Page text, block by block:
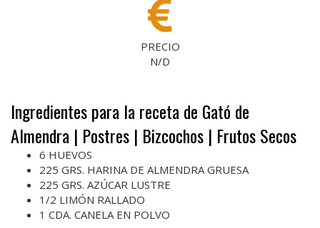
PRECIO
N/D
Ingredientes para la receta de Gató de
Almendra | Postres | Bizcochos | Frutos Secos
6 HUEVOS
225 GRS. HARINA DE ALMENDRA GRUESA
225 GRS. AZÚCAR LUSTRE
1/2 LIMÓN RALLADO
1 CDA. CANELA EN POLVO